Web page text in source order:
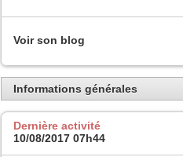
Voir son blog
Informations générales
Dernière activité
10/08/2017 07h44